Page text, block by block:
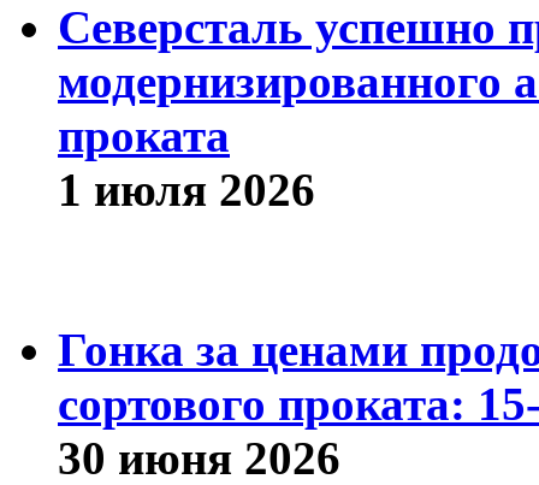
Северсталь успешно
модернизированного
проката
1 июля 2026
Гонка за ценами
сортового проката:
30 июня 2026